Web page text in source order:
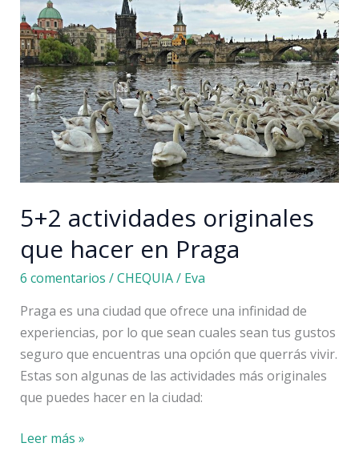
impactante
Capilla
de
los
Huesos
5+2 actividades originales
que hacer en Praga
6 comentarios /CHEQUIA/ Eva
Praga es una ciudad que ofrece una infinidad de
experiencias, por lo que sean cuales sean tus gustos
seguro que encuentras una opción que querrás vivir.
Estas son algunas de las actividades más originales
que puedes hacer en la ciudad:
5+2
Leer más »